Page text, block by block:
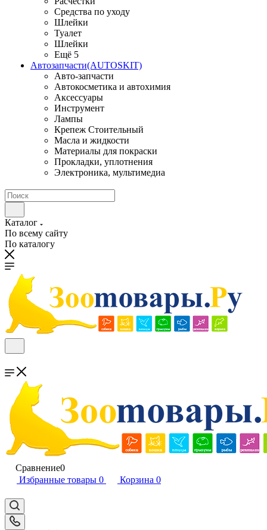
Средства по уходу
Шлейки
Туалет
Шлейки
Ещё 5
Автозапчасти(AUTOSKIT)
Авто-запчасти
Автокосметика и автохимия
Аксессуары
Инструмент
Лампы
Крепеж Стоительный
Масла и жидкости
Материалы для покраски
Прокладки, уплотнения
Электроника, мультимедиа
Каталог
По всему сайту
По каталогу
Сравнение0
Избранные товары 0 Корзина 0